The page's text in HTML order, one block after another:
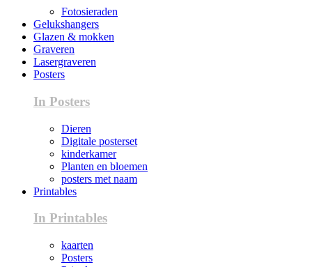
Fotosieraden
Gelukshangers
Glazen & mokken
Graveren
Lasergraveren
Posters
In Posters
Dieren
Digitale posterset
kinderkamer
Planten en bloemen
posters met naam
Printables
In Printables
kaarten
Posters